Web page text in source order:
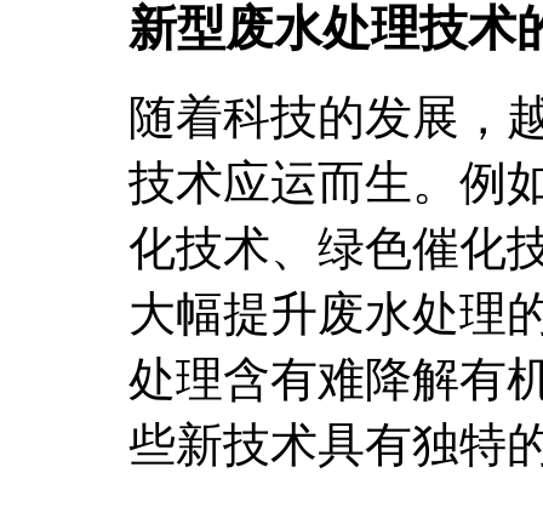
新型废水处理技术
随着科技的发展，
技术应运而生。例
化技术、绿色催化
大幅提升废水处理
处理含有难降解有
些新技术具有独特